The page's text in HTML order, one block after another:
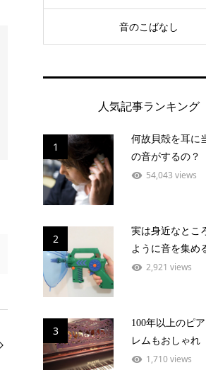
音のこばなし
人気記事ランキング
1
何故貝殻を耳に
の音がするの？
54,043 views
2
実は身近なとこ
ように音を集め
2,921 views
3
100年以上のピ
レムもおしゃれ
1,710 views